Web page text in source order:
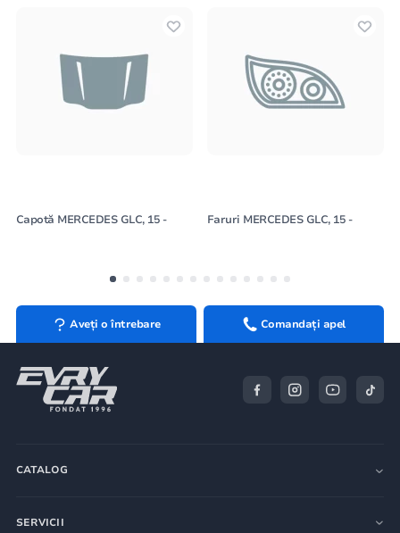
Capotă MERCEDES GLC, 15 - Faruri MERCEDES GLC, 15 -
Aveți o întrebare Comandați apel
CATALOG
SERVICII